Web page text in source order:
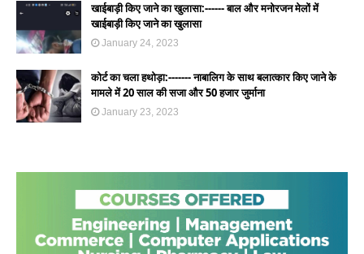
खाईबाड़ी किए जाने का खुलासा:------ बाल और मनोरजन मेलों में
खाईबाड़ी किए जाने का खुलासा
January 24, 2023
कोर्ट का चला हथोड़ा:------- नाबालिग के साथ बलात्कार किए जाने के
मामले में 20 साल की सजा और 50 हजार जुर्माना
January 23, 2023